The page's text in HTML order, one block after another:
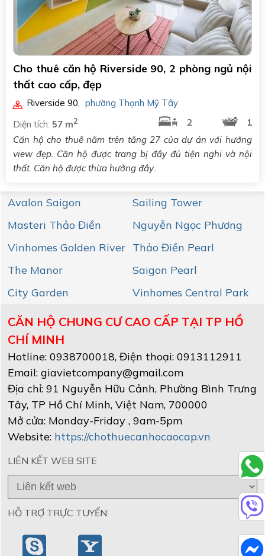
Cho thuê căn hộ Riverside 90, 2 phòng ngủ nội
thất cao cấp, đẹp
Riverside 90, phường Thạnh Mỹ Tây
Diện tích: 57 m2 2
1
Căn hộ cho thuê nằm trên tầng 27 của dự án với hướng
view đẹp. Căn hộ được trang bị đầy đủ tiện nghi và nội
thất. Căn hộ được thừa hưởng đầy..
Avalon Saigon
Sailing Tower
Masteri Thảo Điền
Nguyễn Ngọc Phương
Vinhomes Golden River Thảo Điền Pearl
The Manor
Saigon Pearl
City Garden
Vinhomes Central Park
CĂN HỘ CHUNG CƯ CAO CẤP TẠI TP HỒ
CHÍ MINH
Hotline: 0938700018, Điện thoại: 0913112911
Email: giavietcompany@gmail.com
Địa chỉ: 91 Nguyễn Hữu Cảnh, Phường Bình Trưng
Tây, TP Hồ Chí Minh, Việt Nam, 700000
Mở cửa: Monday-Friday , 9am-5pm
Website: https://chothuecanhocaocap.vn
LIÊN KẾT WEB SITE
HỖ TRỢ TRỰC TUYẾN: